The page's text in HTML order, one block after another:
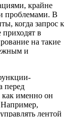
крайне
проблемами. В
когда запрос к
приходят в
на такие
и
перед
как именно он
Например,
лентой